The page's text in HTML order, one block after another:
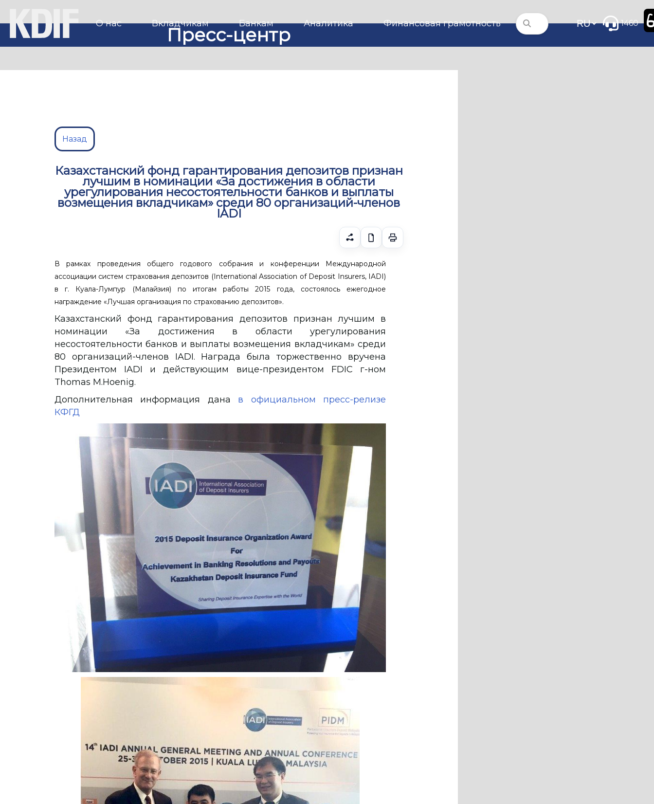
О нас Вкладчикам Банкам Аналитика Финансовая грамотность 1460
Пресс-центр
Назад
Казахстанский фонд гарантирования депозитов признан
лучшим в номинации «За достижения в области
урегулирования несостоятельности банков и выплаты
возмещения вкладчикам» среди 80 организаций-членов
IADI
В рамках проведения общего годового собрания и конференции Международной
ассоциации систем страхования депозитов (International Association of Deposit Insurers, IADI)
в г. Куала-Лумпур (Малайзия) по итогам работы 2015 года, состоялось ежегодное
награждение «Лучшая организация по страхованию депозитов».
Казахстанский фонд гарантирования депозитов признан лучшим в
номинации «За достижения в области урегулирования
несостоятельности банков и выплаты возмещения вкладчикам» среди
80 организаций-членов IADI. Награда была торжественно вручена
Президентом IADI и действующим вице-президентом FDIC г-ном
Thomas M.Hoenig.
Дополнительная информация дана в официальном пресс-релизе
КФГД